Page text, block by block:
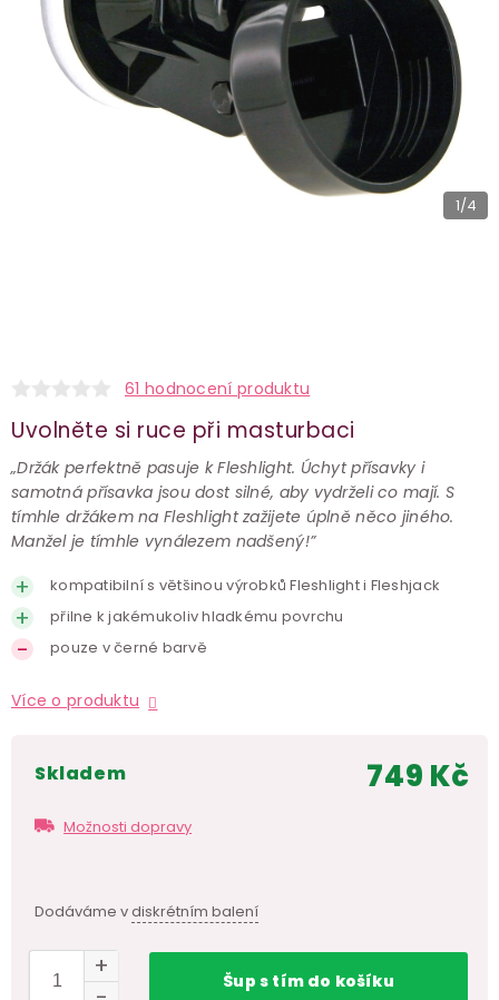
1/4
61 hodnocení produktu
Uvolněte si ruce při masturbaci
„Držák perfektně pasuje k Fleshlight. Úchyt přísavky i
samotná přísavka jsou dost silné, aby vydrželi co mají. S
tímhle držákem na Fleshlight zažijete úplně něco jiného.
Manžel je tímhle vynálezem nadšený!”
kompatibilní s většinou výrobků Fleshlight i Fleshjack
přilne k jakémukoliv hladkému povrchu
pouze v černé barvě
Více o produktu
skladem
Možnosti dopravy
Dodáváme vdiskrétním balení
749 Kč
Šups tímdo košíku